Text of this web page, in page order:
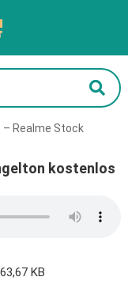
– Realme Stock
kostenlos
KB